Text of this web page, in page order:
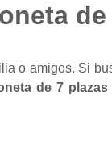
de
o amigos. Si
de 7